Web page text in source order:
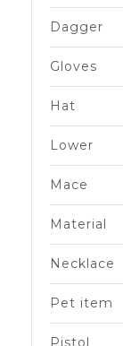
Dagger
Gloves
Hat
Lower
Mace
Material
Necklace
Pet item